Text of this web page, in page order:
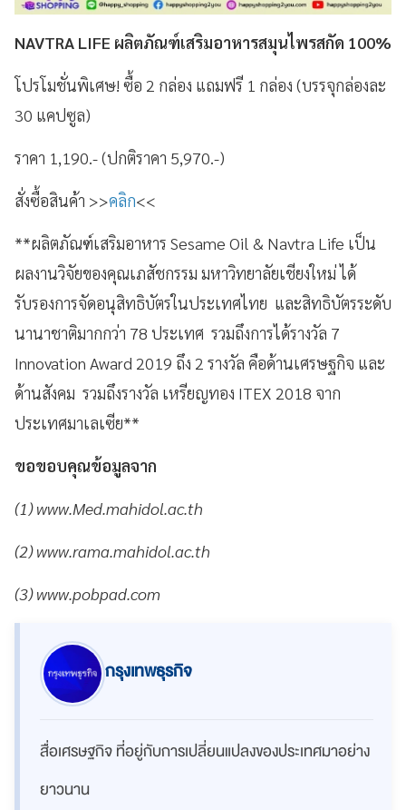
NAVTRA LIFE ผลิตภัณฑ์เสริมอาหารสมุนไพรสกัด 100%
โปรโมชั่นพิเศษ! ซื้อ 2 กล่อง แถมฟรี 1 กล่อง (บรรจุกล่องละ
30 แคปซูล)
ราคา 1,190.- (ปกติราคา 5,970.-)
สั่งซื้อสินค้า >>คลิก<<
**ผลิตภัณฑ์เสริมอาหาร Sesame Oil & Navtra Life เป็น
ผลงานวิจัยของคุณเภสัชกรรม มหาวิทยาลัยเชียงใหม่ ได้
รับรองการจัดอนุสิทธิบัตรในประเทศไทย และสิทธิบัตรระดับ
นานาชาติมากกว่า 78 ประเทศ รวมถึงการได้รางวัล 7
Innovation Award 2019 ถึง 2 รางวัล คือด้านเศรษฐกิจ และ
ด้านสังคม รวมถึงรางวัล เหรียญทอง ITEX 2018 จาก
ประเทศมาเลเซีย**
ขอขอบคุณข้อมูลจาก
(1) www.Med.mahidol.ac.th
(2) www.rama.mahidol.ac.th
(3) www.pobpad.com
กรุงเทพธุรกิจ
สื่อเศรษฐกิจ ที่อยู่กับการเปลี่ยนแปลงของประเทศมาอย่าง
ยาวนาน